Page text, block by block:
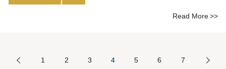
Read More
1 2 3 4 5 6 7